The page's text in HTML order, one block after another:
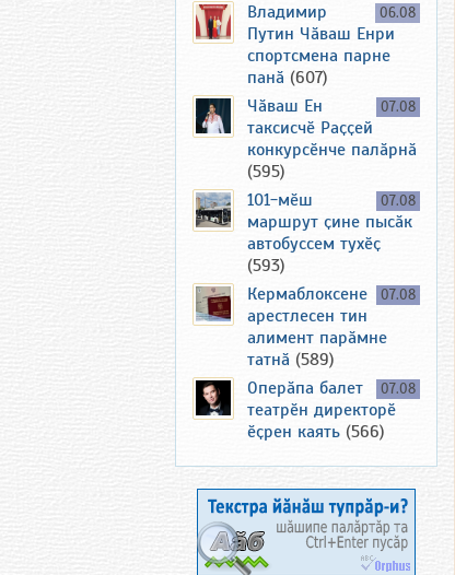
06.08
Владимир
Путин Чӑваш Енри
спортсмена парне
панӑ (607)
07.08
Чӑваш Ен
таксисчӗ Раҫҫей
конкурсӗнче палӑрнӑ
(595)
07.08
101-мӗш
маршрут ҫине пысӑк
автобуссем тухӗҫ
(593)
07.08
Кермаблоксене
арестлесен тин
алимент парӑмне
татнӑ (589)
07.08
Оперӑпа балет
театрӗн директорӗ
ӗҫрен каять (566)